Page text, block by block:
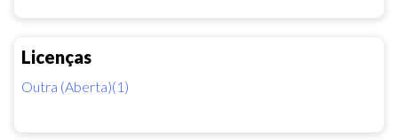
Licenças
Outra (Aberta)(1)